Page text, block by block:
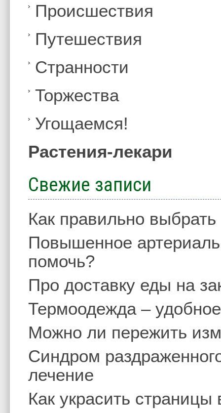
Происшествия
Путешествия
Странности
Торжества
Угощаемся!
Растения-лекари
Свежие записи
Как правильно
Повышенное
помочь?
Про доставку еды на
Термоодежда –
Можно ли пережить
Синдром
лечение
Как украсить страницы